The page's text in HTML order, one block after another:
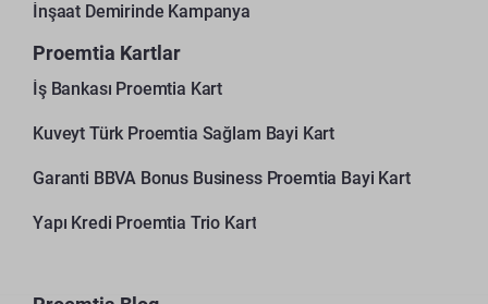
İnşaat Demirinde Kampanya
Proemtia Kartlar
İş Bankası Proemtia Kart
Kuveyt Türk Proemtia Sağlam Bayi Kart
Garanti BBVA Bonus Business Proemtia Bayi Kart
Yapı Kredi Proemtia Trio Kart